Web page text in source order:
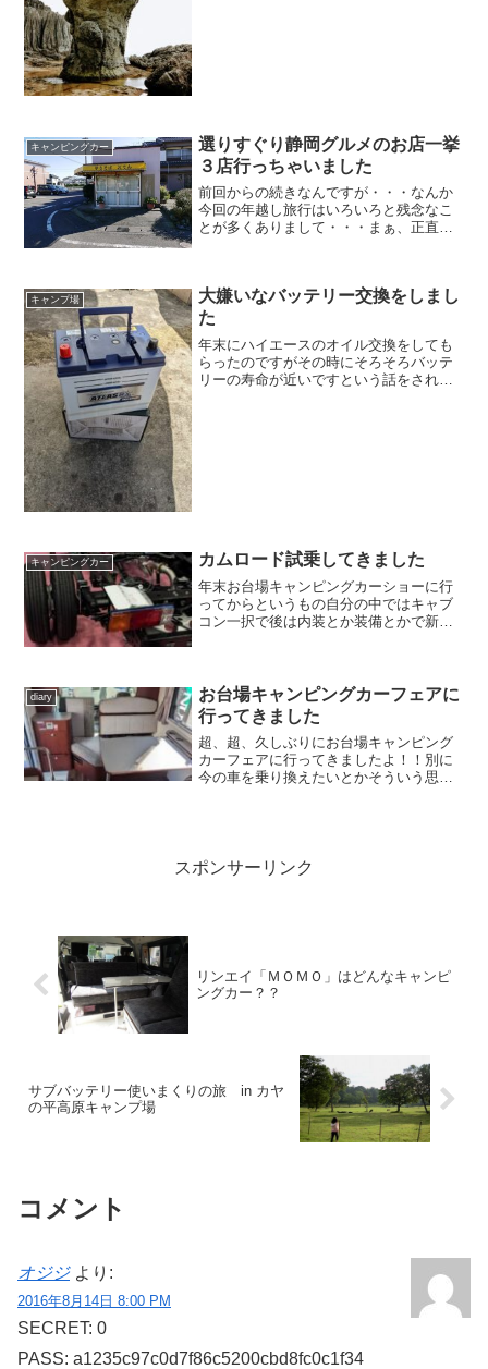
キャンピングカー
選りすぐり静岡グルメのお店一挙
３店行っちゃいました
前回からの続きなんですが・・・なんか
今回の年越し旅行はいろいろと残念なこ
とが多くありまして・・・まぁ、正直内
キャンプ場
大嫌いなバッテリー交換をしまし
た
年末にハイエースのオイル交換をしても
らったのですがその時にそろそろバッテ
リーの寿命が近いですという話をされま
キャンピングカー カムロード試乗してきました
年末お台場キャンピングカーショーに行
ってからというもの自分の中ではキャブ
コン一択で後は内装とか装備とかで新し
クであることがとても不安...
diary
お台場キャンピングカーフェアに
行ってきました
超、超、久しぶりにお台場キャンピング
カーフェアに行ってきましたよ！！別に
今の車を乗り換えたいとかそういう思い
スポンサーリンク
リンエイ「ＭＯＭＯ」はどんなキャンピ
ングカー？？
サブバッテリー使いまくりの旅 in カヤ
の平高原キャンプ場
コメント
オジジ より:
2016年8月14日 8:00 PM
SECRET: 0
PASS: a1235c97c0d7f86c5200cbd8fc0c1f34